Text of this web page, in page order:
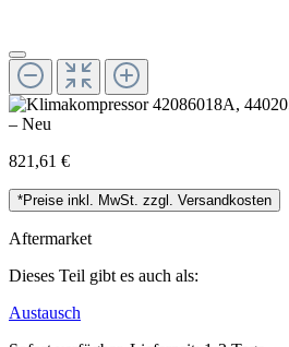
821,61 €
*Preise inkl. MwSt. zzgl. Versandkosten
Aftermarket
Dieses Teil gibt es auch als:
Austausch